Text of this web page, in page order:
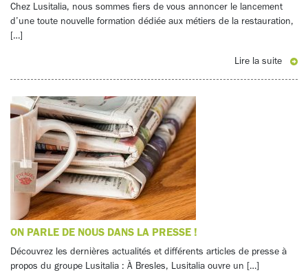
Chez Lusitalia, nous sommes fiers de vous annoncer le lancement
d’une toute nouvelle formation dédiée aux métiers de la restauration,
[…]
Lire la suite
ON PARLE DE NOUS DANS LA PRESSE !
Découvrez les dernières actualités et différents articles de presse à
propos du groupe Lusitalia : À Bresles, Lusitalia ouvre un […]